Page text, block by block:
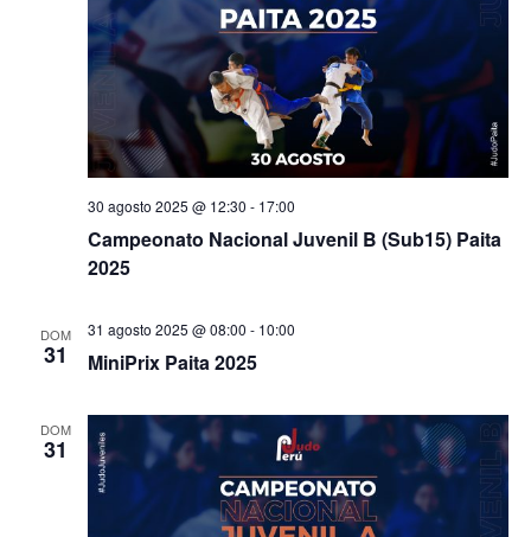
Campeonato Nacional Juvenil B (Sub15) Paita
2025
30 agosto 2025 @ 12:30 - 17:00
DOM
31 MiniPrix Paita 2025
31 agosto 2025 @ 08:00 - 10:00
DOM
31